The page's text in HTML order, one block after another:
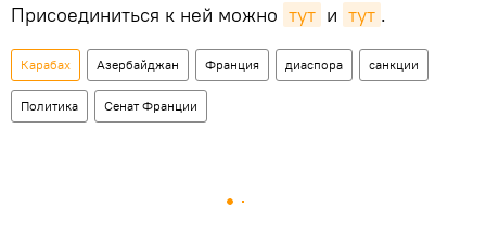
Присоединиться к ней можно тут и тут .
Карабах Азербайджан Франция диаспора санкции
Политика Сенат Франции